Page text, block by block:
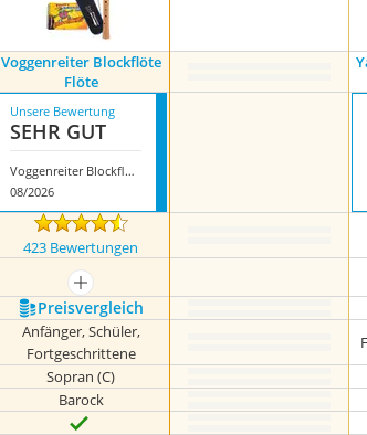
Voggenreiter Blockflöte
Flöte
Unsere Bewertung
SEHR GUT
Voggenreiter Blockflöte Flöte
08/2026
423 Bewertungen
mehr anzeigen
Preis­vergleich
Anfänger, Schüler,
Fortgeschrittene
Sopran (C)
Barock